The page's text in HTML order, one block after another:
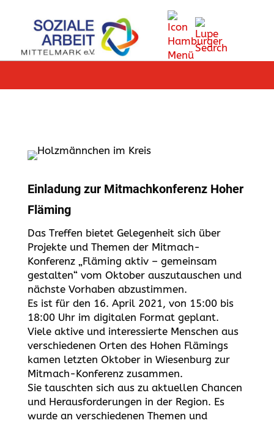
Einladung zur Mitmachkonferenz Hoher
Fläming
Das Treffen bietet Gelegenheit sich über
Projekte und Themen der Mitmach-
Konferenz „Fläming aktiv – gemeinsam
gestalten“ vom Oktober auszutauschen und
nächste Vorhaben abzustimmen.
Es ist für den 16. April 2021, von 15:00 bis
18:00 Uhr im digitalen Format geplant.
Viele aktive und interessierte Menschen aus
verschiedenen Orten des Hohen Flämings
kamen letzten Oktober in Wiesenburg zur
Mitmach-Konferenz zusammen.
Sie tauschten sich aus zu aktuellen Chancen
und Herausforderungen in der Region. Es
wurde an verschiedenen Themen und